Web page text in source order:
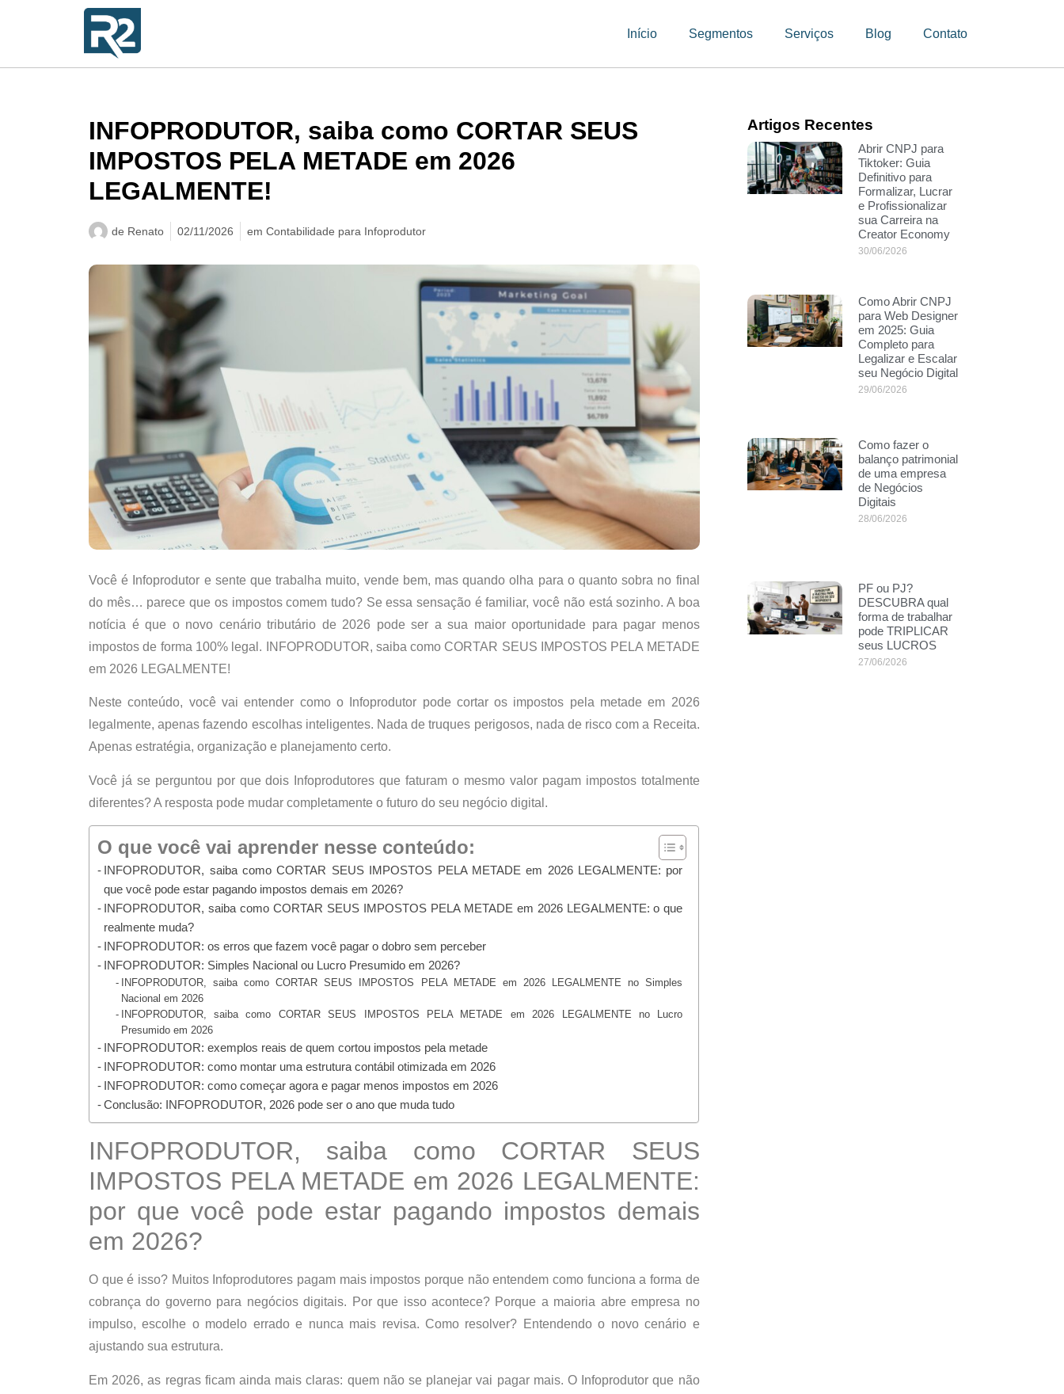
Início Segmentos Serviços Blog Contato
INFOPRODUTOR, saiba como CORTAR SEUS
IMPOSTOS PELA METADE em 2026
LEGALMENTE!
de Renato 02/11/2026 em Contabilidade para Infoprodutor
Você é I nfoprodutor e sente que trabalha muito, vende bem, mas quando olha para o quanto sobra no final
do mês… parece que os impostos comem tudo? Se essa sensação é familiar, você não está sozinho. A boa
notícia é que o novo cenário tributário de 2026 pode ser a sua maior oportunidade para pagar menos
impostos de forma 100% legal . INFOPRODUTOR, saiba como CORTAR SEUS IMPOSTOS PELA METADE
em 2026 LEGALMENTE!
Neste conteúdo, você vai entender como o Infoprodutor pode cortar os impostos pela metade em 2026
legalmente, apenas fazendo escolhas inteligentes. Nada de truques perigosos, nada de risco com a Receita.
Apenas estratégia, organização e planejamento certo.
Você já se perguntou por que dois Infoprodutores que faturam o mesmo valor pagam impostos totalmente
diferentes? A resposta pode mudar completamente o futuro do seu negócio digital.
O que você vai aprender nesse conteúdo:
INFOPRODUTOR, saiba como CORTAR SEUS IMPOSTOS PELA METADE em 2026 LEGALMENTE: por
que você pode estar pagando impostos demais em 2026?
INFOPRODUTOR, saiba como CORTAR SEUS IMPOSTOS PELA METADE em 2026 LEGALMENTE: o que
realmente muda?
INFOPRODUTOR: os erros que fazem você pagar o dobro sem perceber
INFOPRODUTOR: Simples Nacional ou Lucro Presumido em 2026?
INFOPRODUTOR, saiba como CORTAR SEUS IMPOSTOS PELA METADE em 2026 LEGALMENTE no Simples
Nacional em 2026
INFOPRODUTOR, saiba como CORTAR SEUS IMPOSTOS PELA METADE em 2026 LEGALMENTE no Lucro
Presumido em 2026
INFOPRODUTOR: exemplos reais de quem cortou impostos pela metade
INFOPRODUTOR: como montar uma estrutura contábil otimizada em 2026
INFOPRODUTOR: como começar agora e pagar menos impostos em 2026
Conclusão: INFOPRODUTOR, 2026 pode ser o ano que muda tudo
INFOPRODUTOR, saiba como CORTAR SEUS
IMPOSTOS PELA METADE em 2026 LEGALMENTE:
por que você pode estar pagando impostos demais
em 2026?
O que é isso? Muitos Infoprodutores pagam mais impostos porque não entendem como funciona a forma de
cobrança do governopara negócios digitais. Por que isso acontece? Porque a maioria abre empresa no
impulso, escolhe o modelo errado e nunca mais revisa. Como resolver? Entendendo o novo cenário e
ajustando sua estrutura.
Em 2026, as regras ficam ainda mais claras: quem não se planejar vai pagar mais. O Infoprodutor que não
Artigos Recentes
Abrir CNPJ para
Tiktoker: Guia
Definitivo para
Formalizar, Lucrar
e Profissionalizar
sua Carreira na
Creator Economy
30/06/2026
Como Abrir CNPJ
para Web Designer
em 2025: Guia
Completo para
Legalizar e Escalar
seu Negócio Digital
29/06/2026
Como fazer o
balanço patrimonial
de uma empresa
de Negócios
Digitais
28/06/2026
PF ou PJ?
DESCUBRA qual
forma de trabalhar
pode TRIPLICAR
seus LUCROS
27/06/2026